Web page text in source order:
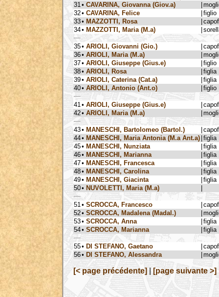
31 • CAVARINA, Giovanna (Giov.a)
32• CAVARINA, Felice
figlio
33• MAZZOTTI, Rosa
34• MAZZOTTI, Maria (M.a)
35• ARIOLI, Giovanni (Gio.)
36• ARIOLI, Maria (M.a)
37• ARIOLI, Giuseppe (Gius.e)
figlio
38• ARIOLI, Rosa
figlia
39• ARIOLI, Caterina (Cat.a)
figlia
40• ARIOLI, Antonio (Ant.o) figlio
41 • ARIOLI, Giuseppe (Gius.e)
42• ARIOLI, Maria (M.a)
43• MANESCHI, Bartolomeo (Bartol.)
44• MANESCHI, Maria Antonia (M.a Ant.a) figlia
45• MANESCHI, Nunziata
figlia
46• MANESCHI, Marianna
figlia
47• MANESCHI, Francesca
figlia
48• MANESCHI, Carolina
figlia
49• MANESCHI, Giacinta
figlia
50• NUVOLETTI, Maria (M.a)
51 • SCROCCA, Francesco
52• SCROCCA, Madalena (Madal.)
53• SCROCCA, Anna
figlia
54• SCROCCA, Marianna figlia
55• DI STEFANO, Gaetano
56• DI STEFANO, Alessandra
[< page précédente] [page suivante >]